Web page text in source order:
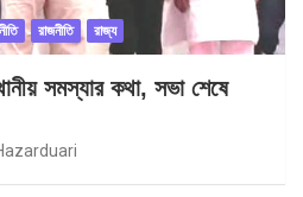
রাজনীতি রাজ্য
সমস্যার কথা, সভা শেষে